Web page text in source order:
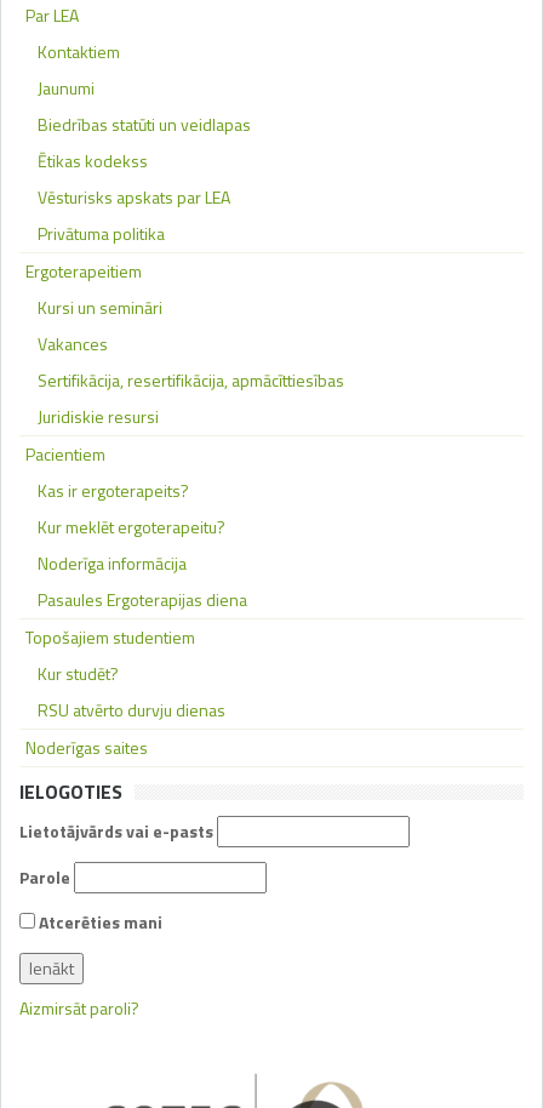
Par LEA
Kontaktiem
Jaunumi
Biedrības statūti un veidlapas
Ētikas kodekss
Vēsturisks apskats par LEA
Privātuma politika
Ergoterapeitiem
Kursi un semināri
Vakances
Sertifikācija, resertifikācija, apmācīttiesības
Juridiskie resursi
Pacientiem
Kas ir ergoterapeits?
Kur meklēt ergoterapeitu?
Noderīga informācija
Pasaules Ergoterapijas diena
Topošajiem studentiem
Kur studēt?
RSU atvērto durvju dienas
Noderīgas saites
IELOGOTIES
Lietotājvārds vai e-pasts
Parole
Atcerēties mani
Aizmirsāt paroli?